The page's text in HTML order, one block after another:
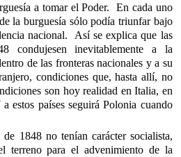
a tomar el Poder. En cada uno
la burguesía sólo podía triunfar bajo
nacional. Así se explica que las
condujesen inevitablemente a la
de las fronteras nacionales y a su
condiciones que, hasta allí, no
son hoy realidad en Italia, en
estos países seguirá Polonia cuando
1848 no tenían carácter socialista,
terreno para el advenimiento de la